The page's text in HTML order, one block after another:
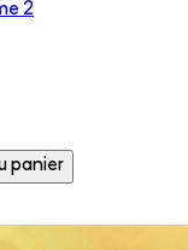
2
panier